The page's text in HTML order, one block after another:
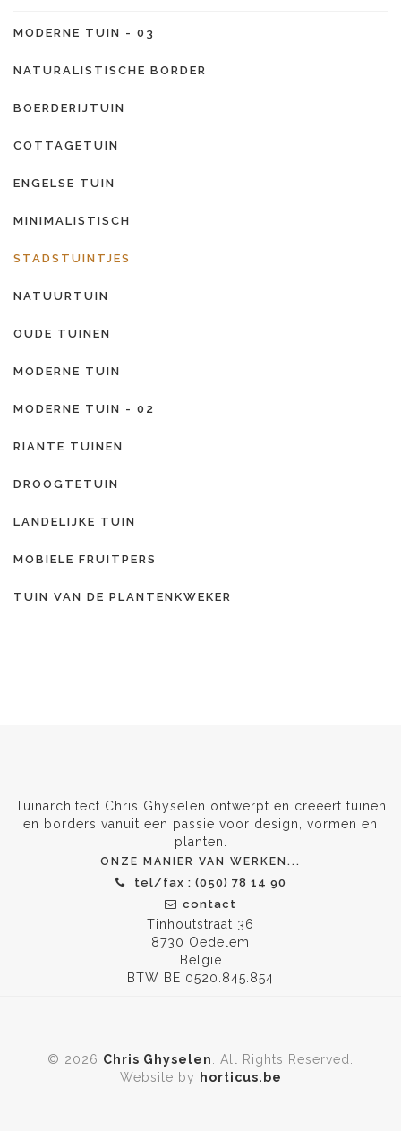
MODERNE TUIN - 03
NATURALISTISCHE BORDER
BOERDERIJTUIN
COTTAGETUIN
ENGELSE TUIN
MINIMALISTISCH
STADSTUINTJES
NATUURTUIN
OUDE TUINEN
MODERNE TUIN
MODERNE TUIN - 02
RIANTE TUINEN
DROOGTETUIN
LANDELIJKE TUIN
MOBIELE FRUITPERS
TUIN VAN DE PLANTENKWEKER
Tuinarchitect Chris Ghyselen ontwerpt en creëert tuinen
en borders vanuit een passie voor design, vormen en
planten.
ONZE MANIER VAN WERKEN...
tel/fax : (050) 78 14 90
contact
Tinhoutstraat 36
8730 Oedelem
België
BTW BE 0520.845.854
© 2026 Chris Ghyselen
. All Rights Reserved.
Website by
horticus.be